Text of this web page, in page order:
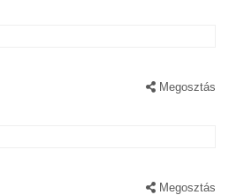
Megosztás
Megosztás